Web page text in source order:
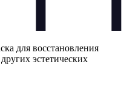
для восстановления
эстетических